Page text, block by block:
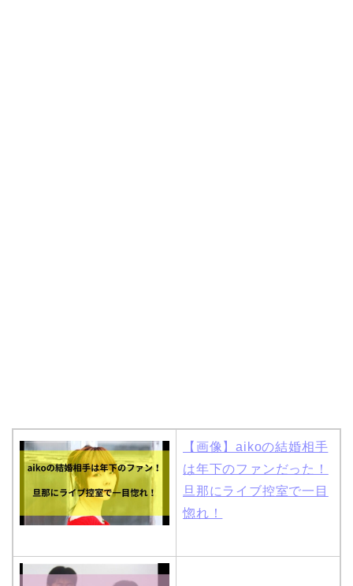
【画像】aikoの結婚相手
は年下のファンだった！
旦那にライブ控室で一目
惚れ！